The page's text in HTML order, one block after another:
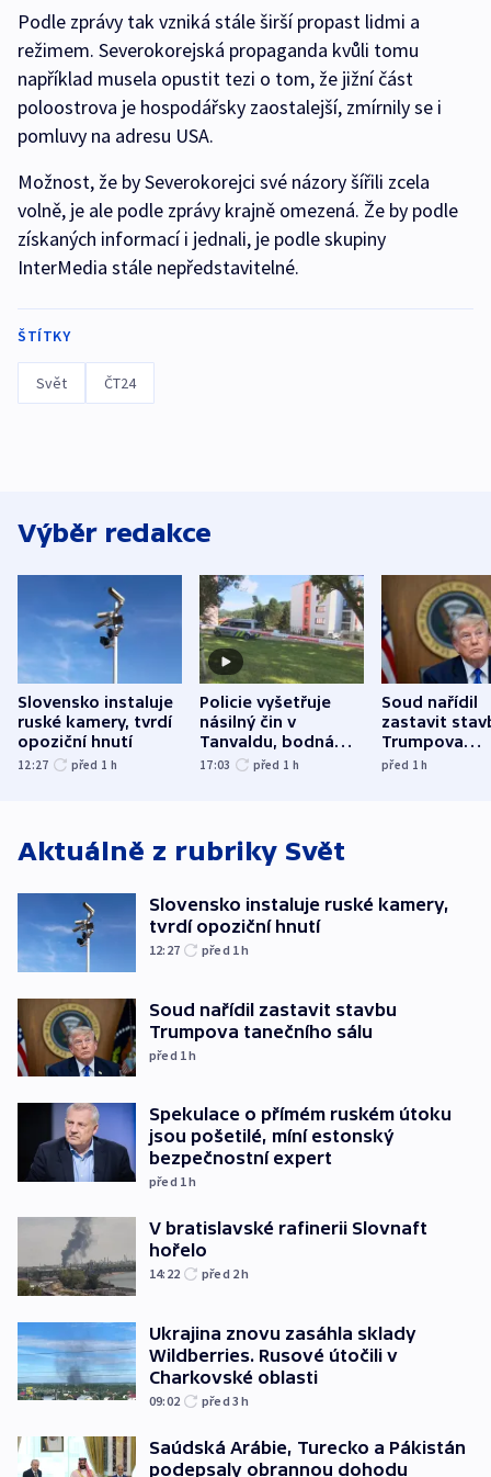
Podle zprávy tak vzniká stále širší propast lidmi a
režimem. Severokorejská propaganda kvůli tomu
například musela opustit tezi o tom, že jižní část
poloostrova je hospodářsky zaostalejší, zmírnily se i
pomluvy na adresu USA.
Možnost, že by Severokorejci své názory šířili zcela
volně, je ale podle zprávy krajně omezená. Že by podle
získaných informací i jednali, je podle skupiny
InterMedia stále nepředstavitelné.
ŠTÍTKY
Svět ČT24
Výběr redakce
Slovensko instaluje
ruské kamery, tvrdí
opoziční hnutí
12:27 před 1 h
Policie vyšetřuje
násilný čin v
Tanvaldu, bodná
zranění při něm
17:03 před 1 h
Soud nařídil
zastavit
Trumpova
tanečního
před 1h
Aktuálně z rubriky Svět
Slovensko instaluje ruské kamery,
tvrdí opoziční hnutí
12:27 před 1h
Soud nařídil zastavit stavbu
Trumpova tanečního sálu
před 1h
Spekulace o přímém ruském útoku
jsou pošetilé, míní estonský
bezpečnostní expert
před 1h
V bratislavské rafinerii Slovnaft
hořelo
14:22 před 2h
Ukrajina znovu zasáhla sklady
Wildberries. Rusové útočili v
Charkovské oblasti
09:02 před 3h
Saúdská Arábie, Turecko a Pákistán
podepsaly obrannou dohodu